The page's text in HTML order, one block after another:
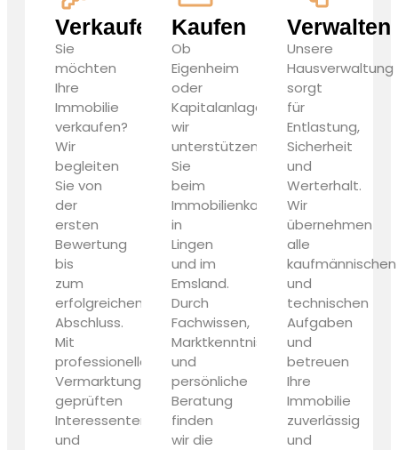
Verkaufen
Sie
möchten
Ihre
Immobilie
verkaufen?
Wir
begleiten
Sie von
der
ersten
Bewertung
bis
zum
erfolgreichen
Abschluss.
Mit
professioneller
Vermarktung,
geprüften
Interessenten
und
Kaufen
Ob
Eigenheim
oder
Kapitalanlage,
wir
unterstützen
Sie
beim
Immobilienkauf
in
Lingen
und im
Emsland.
Durch
Fachwissen,
Marktkenntnis
und
persönliche
Beratung
finden
wir die
Verwalten
Unsere
Hausverwaltung
sorgt
für
Entlastung,
Sicherheit
und
Werterhalt.
Wir
übernehmen
alle
kaufmännischen
und
technischen
Aufgaben
und
betreuen
Ihre
Immobilie
zuverlässig
und